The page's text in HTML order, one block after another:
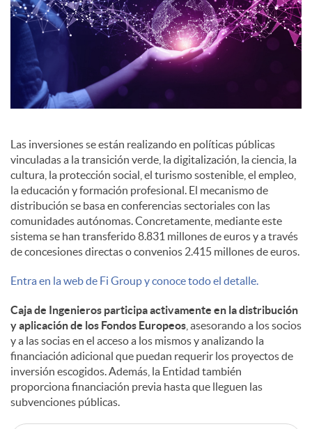
l
e
s
Las inversiones se están realizando en políticas públicas
vinculadas a la transición verde, la digitalización, la ciencia, la
cultura, la protección social, el turismo sostenible, el empleo,
la educación y formación profesional. El mecanismo de
distribución se basa en conferencias sectoriales con las
comunidades autónomas. Concretamente, mediante este
sistema se han transferido 8.831 millones de euros y a través
de concesiones directas o convenios 2.415 millones de euros.
Entra en la web de Fi Group y conoce todo el detalle.
Caja de Ingenieros participa activamente en la distribución
y aplicación de los Fondos Europeos , asesorando a los socios
y a las socias en el acceso a los mismos y analizando la
financiación adicional que puedan requerir los proyectos de
inversión escogidos. Además, la Entidad también
proporciona financiación previa hasta que lleguen las
subvenciones públicas.